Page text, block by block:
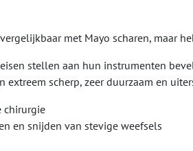
met Mayo scharen, maar
stellen aan hun instrumenten
extreem scherp, zeer duurzaam en
chirurgie
en snijden van stevige weefsels